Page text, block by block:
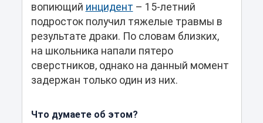
вопиющий инцидент – 15-летний
подросток получил тяжелые травмы в
результате драки. По словам близких,
на школьника напали пятеро
сверстников, однако на данный момент
задержан только один из них.
Что думаете об этом?